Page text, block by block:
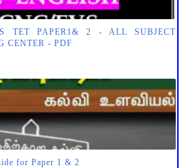
TET PAPER1& 2 - ALL SUBJECT
CENTER - PDF
for Paper 1 & 2